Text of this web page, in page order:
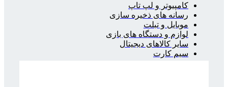
کامپیوتر و لپ تاپ
رسانه های ذخیره سازی
موبایل و تبلت
لوازم و دستگاه های بازی
سایر کالاهای دیجیتال
سیم کارت